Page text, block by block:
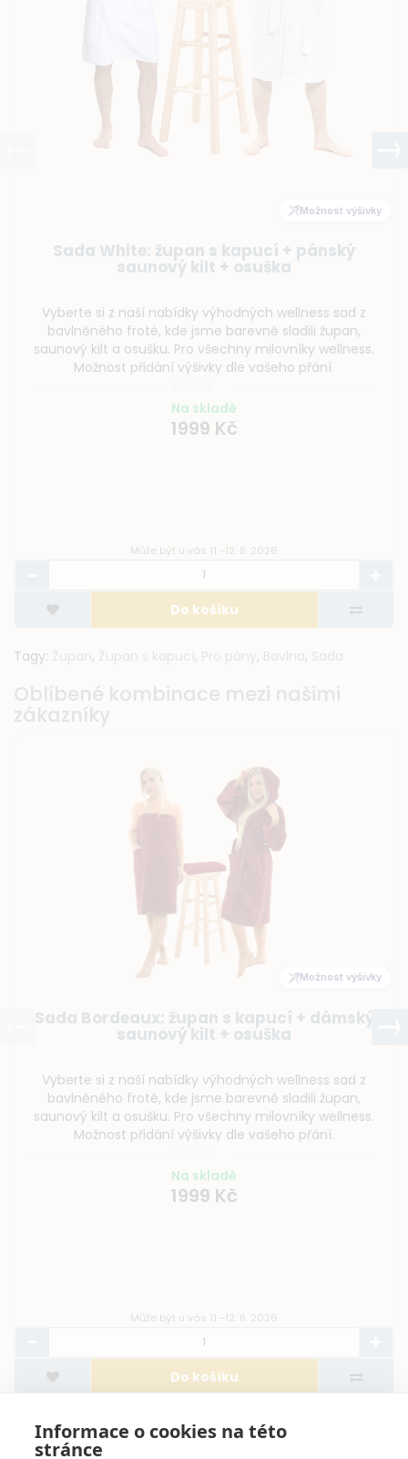
Informace o cookies na této
stránce
s kapucí + pánský
výhodných wellness sad z
barevně sladili župan,
milovníky wellness.
dle vašeho přání.
Sada Navy Blue:
Vyberte si z naší
bavlněného froté,
saunový kilt a osušku.
Možnost přidání
Tagy: Župan, Župan s kapucí, Pro pány, Bavlna, Sada
Oblíbené kombinace mezi našimi
zákazníky
Možnost výšivky
Sada Bordeaux: župan s kapucí + dámský
saunový kilt + osuška
Vyberte si z naší nabídky výhodných wellness sad z
bavlněného froté, kde jsme barevně sladili župan,
saunový kilt a osušku. Pro všechny milovníky wellness.
Možnost přidání výšivky dle vašeho přání.
Na skladě
1999 Kč
Může být u vás 11.–12. 8. 2026
Do košíku